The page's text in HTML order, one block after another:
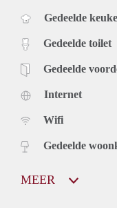
Gedeelde
Gedeelde toilet
Gedeelde
Internet
Wifi
Gedeelde
MEER